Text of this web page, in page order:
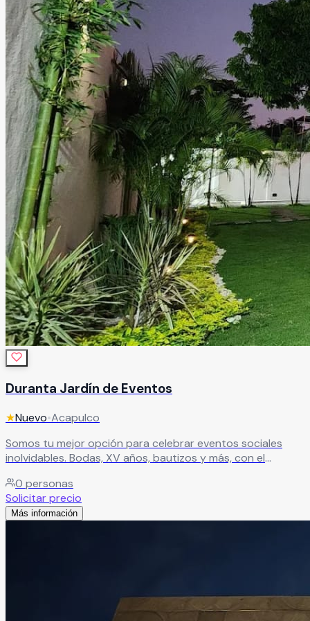
Duranta Jardín de Eventos
★Nuevo•Acapulco
Somos tu mejor opción para celebrar eventos sociales
inolvidables. Bodas, XV años, bautizos y más, con el
momento único.
0 personas
Solicitar precio
Más información